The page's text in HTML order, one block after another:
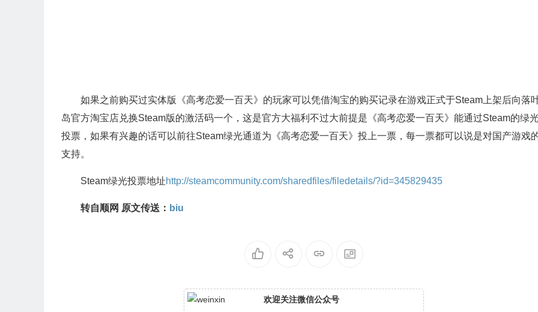
如果之前购买过实体版《高考恋爱一百天》的玩家可以凭借淘宝的购买记录在游戏正式于Steam上架后向落
岛官方淘宝店兑换Steam版的激活码一个，这是官方大福利不过大前提是《高考恋爱一百天》能通过Steam的绿
投票，如果有兴趣的话可以前往Steam绿光通道为《高考恋爱一百天》投上一票，每一票都可以说是对国产游戏
支持。
Steam绿光投票地址http://steamcommunity.com/sharedfiles/filedetails/?id=345829435
转自顺网 原文传送： biu
欢迎关注微信公众号